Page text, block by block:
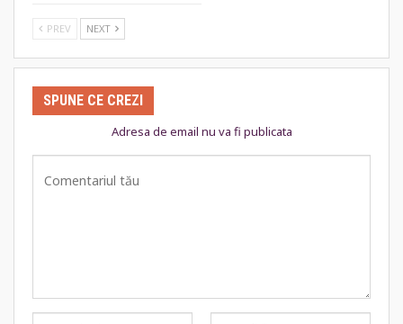
PREV NEXT
SPUNE CE CREZI
Adresa de email nu va fi publicata